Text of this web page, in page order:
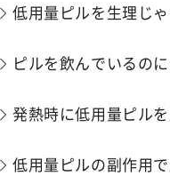
低用量ピルを生理じ
ピルを飲んでいるの
発熱時に低用量ピル
低用量ピルの副作用